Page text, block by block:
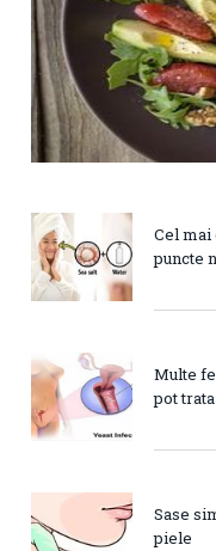
Cel mai
puncte
Multe
pot
Sase
piele